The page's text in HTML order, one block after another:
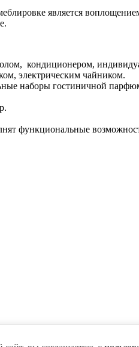
является
кондиционером,
электрическим чайником.
наборы гостиничной
функциональные